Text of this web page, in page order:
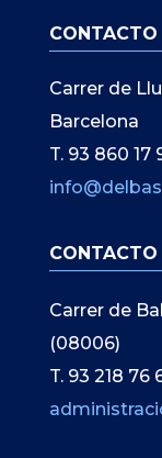
CONTACTO
Carrer de
Barcelona
T. 93 860 17
CONTACTO
Carrer de
(08006)
T. 93 218 76